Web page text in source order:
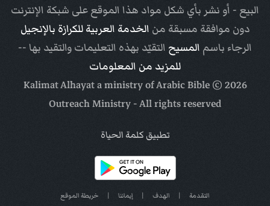
البيع - أو نشر بأي شكل مواد هذا الموقع على شبكة الإنترنت
دون موافقة مسبقة من الخدمة العربية للكرازة بالإنجيل
الرجاء باسم المسيح التقيّد بهذه التعليمات والتقيد بها --
للمزيد من المعلومات
2026
© Kalimat Alhayat a ministry of
Arabic Bible
Outreach Ministry- All rights reserved
تطبيق كلمة الحياة
التقدمة | الهدف | إيماننا | خريطة الموقع